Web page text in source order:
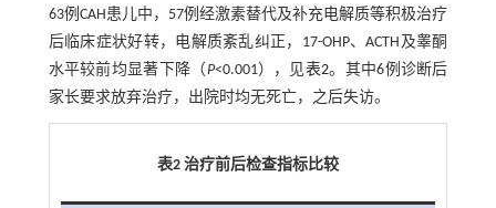
63例CAH患儿中，57例经激素替代及补充电解质等积极治疗
后临床症状好转，电解质紊乱纠正，17-OHP、ACTH及睾酮
水平较前均显著下降（ P<0.001），见表2。其中6例诊断后
家长要求放弃治疗，出院时均无死亡，之后失访。
表2 治疗前后检查指标比较